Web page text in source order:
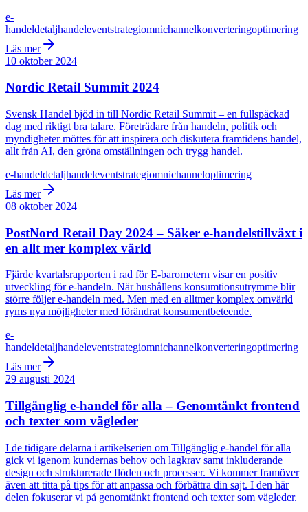
e-
handeldetaljhandeleventstrategiomnichannelkonverteringoptimering
Läs mer
10 oktober 2024
Nordic Retail Summit 2024
Svensk Handel bjöd in till Nordic Retail Summit – en fullspäckad
dag med riktigt bra talare. Företrädare från handeln, politik och
myndigheter möttes för att inspirera och diskutera framtidens handel,
allt från AI, den gröna omställningen och trygg handel.
e-handeldetaljhandeleventstrategiomnichanneloptimering
Läs mer
08 oktober 2024
PostNord Retail Day 2024 – Säker e-handelstillväxt i
en allt mer komplex värld
Fjärde kvartalsrapporten i rad för E-barometern visar en positiv
utveckling för e-handeln. När hushållens konsumtionsutrymme blir
större följer e-handeln med. Men med en alltmer komplex omvärld
ryms nya möjligheter med förändrat konsumentbeteende.
e-
handeldetaljhandeleventstrategiomnichannelkonverteringoptimering
Läs mer
29 augusti 2024
Tillgänglig e-handel för alla – Genomtänkt frontend
och texter som vägleder
I de tidigare delarna i artikelserien om Tillgänglig e-handel för alla
gick vi igenom kundernas behov och lagkrav samt inkluderande
design och strukturerade flöden och processer. Vi kommer framöver
även att titta på tips för att anpassa och förbättra din sajt. I den här
delen fokuserar vi på genomtänkt frontend och texter som vägleder.